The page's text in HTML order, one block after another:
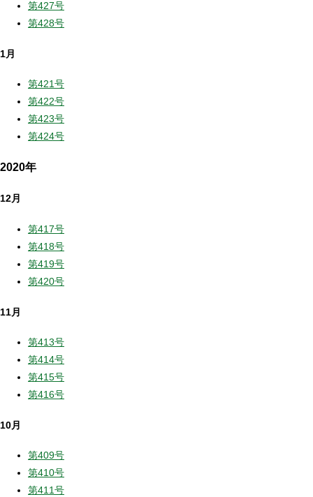
第427号
第428号
1月
第421号
第422号
第423号
第424号
2020年
12月
第417号
第418号
第419号
第420号
11月
第413号
第414号
第415号
第416号
10月
第409号
第410号
第411号